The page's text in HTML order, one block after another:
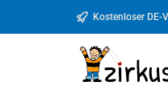
Zum Hauptinhalt springenKostenloser DE-